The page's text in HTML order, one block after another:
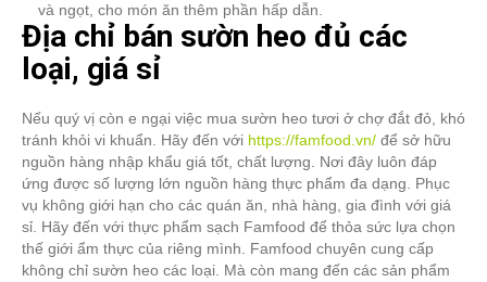
và ngọt, cho món ăn thêm phần hấp dẫn.
Địa chỉ bán sườn heo đủ các
loại, giá sỉ
Nếu quý vị còn e ngại việc mua sườn heo tươi ở chợ đắt đỏ, khó
tránh khỏi vi khuẩn. Hãy đến với https://famfood.vn/ để sở hữu
nguồn hàng nhập khẩu giá tốt, chất lượng. Nơi đây luôn đáp
ứng được số lượng lớn nguồn hàng thực phẩm đa dạng. Phục
vụ không giới hạn cho các quán ăn, nhà hàng, gia đình với giá
sỉ. Hãy đến với thực phẩm sạch Famfood để thỏa sức lựa chọn
thế giới ẩm thực của riêng mình. Famfood chuyên cung cấp
không chỉ sườn heo các loại. Mà còn mang đến các sản phẩm